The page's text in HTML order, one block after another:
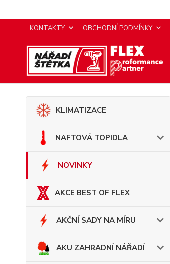
KONTAKTY OBCHODNÍ PODMÍNKY
KLIMATIZACE
NAFTOVÁ TOPIDLA
NOVINKY
AKCE BEST OF FLEX
AKČNÍ SADY NA MÍRU
AKU ZAHRADNÍ NÁŘADÍ